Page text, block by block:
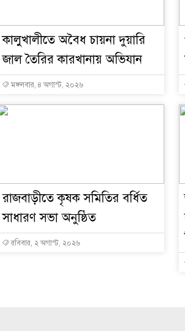
কালুখালীতে অবৈধ চায়না দুয়ারি
জাল তৈরির কারখানায় অভিযান
মঙ্গলবার, ৪ অগাস্ট, ২০২৬
রাজবাড়ীতে কৃষক সমিতির বর্ধিত
সাধারণ সভা অনুষ্ঠিত
রবিবার, ২ অগাস্ট, ২০২৬